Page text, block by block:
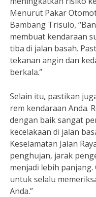
Menurut Pakar
Bambang Trisulo,
membuat kendaraan
tiba di jalan basah.
tekanan angin dan
berkala.”
Selain itu, pastikan
rem kendaraan Anda.
dengan baik sangat
kecelakaan di jalan
Keselamatan Jalan
penghujan, jarak
menjadi lebih
untuk selalu
Anda.”